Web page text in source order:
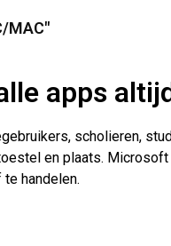
MAC"
apps
scholieren,
en plaats.
handelen.